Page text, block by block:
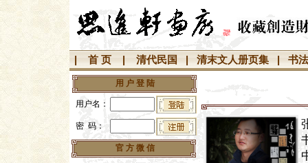
首 页 清代民国 清末文人册页集 书
用 户 登 陆
用户名：
密 码：
官 方 微 信